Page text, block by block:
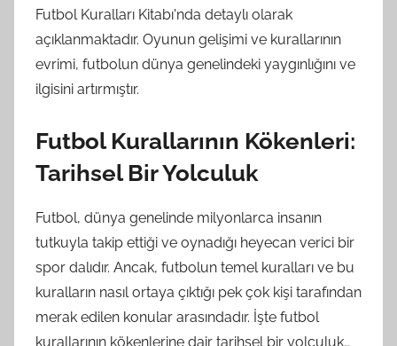
Futbol Kuralları Kitabı'nda detaylı olarak
açıklanmaktadır. Oyunun gelişimi ve kurallarının
evrimi, futbolun dünya genelindeki yaygınlığını ve
ilgisini artırmıştır.
Futbol Kurallarının Kökenleri:
Tarihsel Bir Yolculuk
Futbol, dünya genelinde milyonlarca insanın
tutkuyla takip ettiği ve oynadığı heyecan verici bir
spor dalıdır. Ancak, futbolun temel kuralları ve bu
kuralların nasıl ortaya çıktığı pek çok kişi tarafından
merak edilen konular arasındadır. İşte futbol
kurallarının kökenlerine dair tarihsel bir yolculuk…